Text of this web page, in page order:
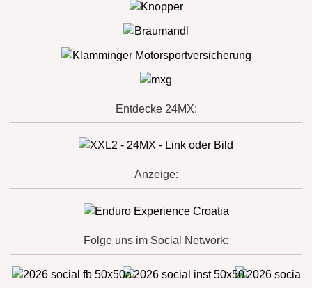
Entdecke 24MX:
Anzeige:
Folge uns im Social Network: